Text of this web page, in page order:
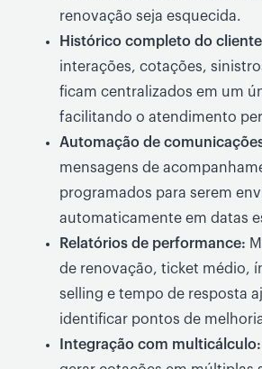
renovação seja esquecida.
Histórico completo do
interações, cotações,
ficam centralizados em um
facilitando o atendimento
Automação de
mensagens de
programados para serem
automaticamente em datas
Relatórios de performance:
de renovação, ticket médio,
selling e tempo de resposta
identificar pontos de
Integração com multicálculo: